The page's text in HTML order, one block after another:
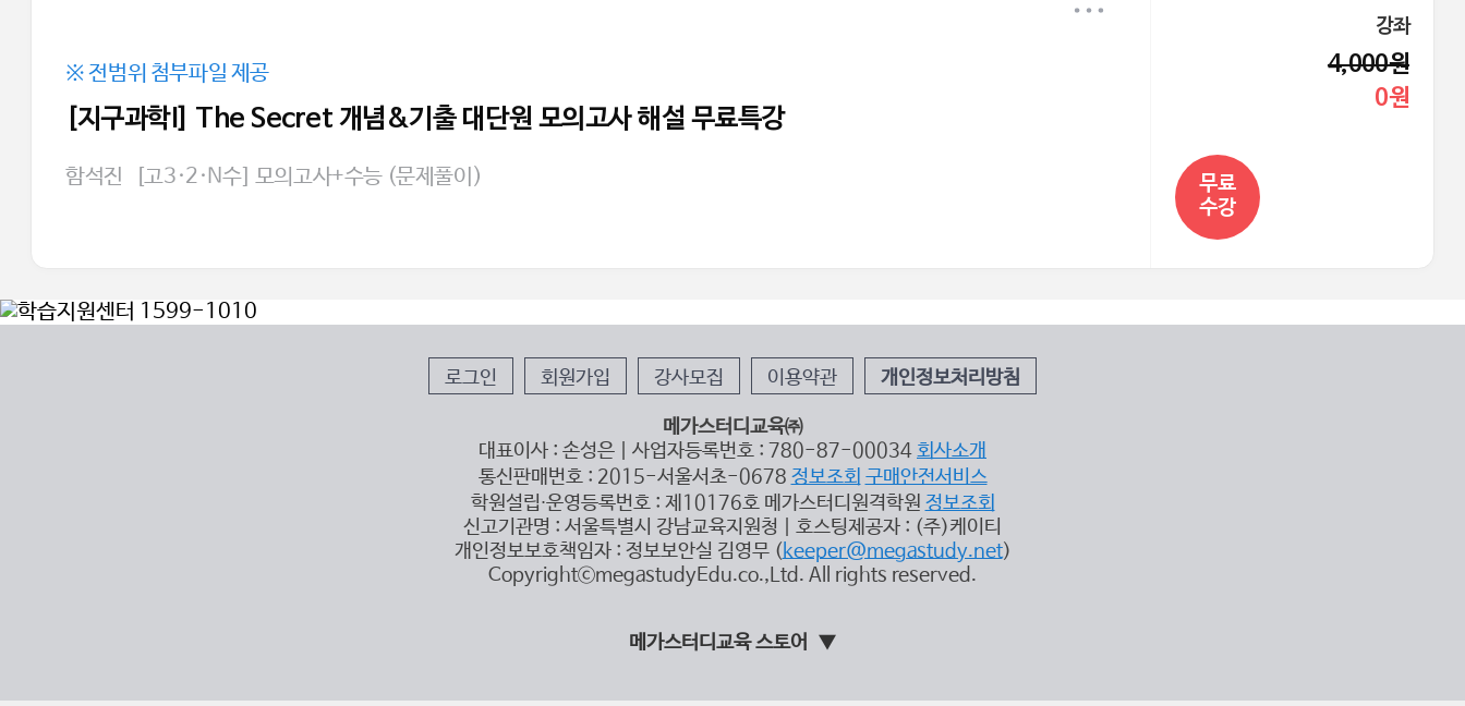
※ 전범위 첨부파일 제공
[지구과학I] The Secret 개념&기출 대단원 모의고사 해설 무료특강
함석진 [고3·2·N수] 모의고사+수능 (문제풀이)
강좌
4,000원
0원
무료
수강
로그인 회원가입 강사모집 이용약관 개인정보처리방침
메가스터디교육㈜
대표이사 : 손성은 | 사업자등록번호 : 780-87-00034 회사소개
통신판매번호 : 2015-서울서초-0678 정보조회 구매안전서비스
학원설립∙운영등록번호 : 제10176호 메가스터디원격학원 정보조회
신고기관명 : 서울특별시 강남교육지원청 | 호스팅제공자 : (주)케이티
개인정보보호책임자 : 정보보안실 김영무 ( keeper@megastudy.net)
CopyrightⓒmegastudyEdu.co.,Ltd. All rights reserved.
메가스터디교육 스토어